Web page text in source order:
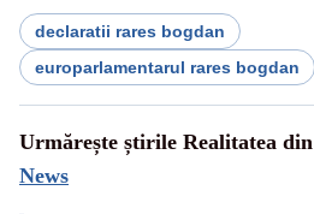
declaratii rares bogdan
europarlamentarul rares bogdan
Urmărește știrile Realitatea
News